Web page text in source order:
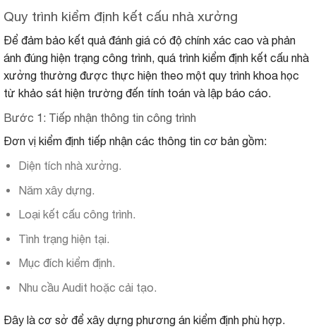
Quy trình kiểm định kết cấu nhà xưởng
Để đảm bảo kết quả đánh giá có độ chính xác cao và phản
ánh đúng hiện trạng công trình, quá trình kiểm định kết cấu nhà
xưởng thường được thực hiện theo một quy trình khoa học
từ khảo sát hiện trường đến tính toán và lập báo cáo.
Bước 1: Tiếp nhận thông tin công trình
Đơn vị kiểm định tiếp nhận các thông tin cơ bản gồm:
Diện tích nhà xưởng.
Năm xây dựng.
Loại kết cấu công trình.
Tình trạng hiện tại.
Mục đích kiểm định.
Nhu cầu Audit hoặc cải tạo.
Đây là cơ sở để xây dựng phương án kiểm định phù hợp.